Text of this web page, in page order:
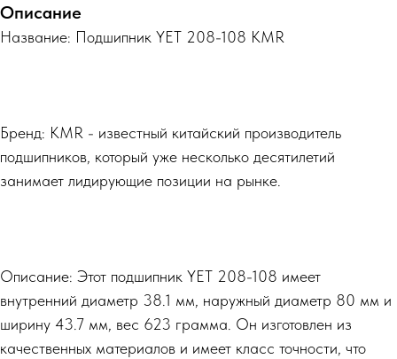
Описание
Название: Подшипник YET 208-108 KMR
Бренд: KMR - известный китайский производитель
подшипников, который уже несколько десятилетий
занимает лидирующие позиции на рынке.
Описание: Этот подшипник YET 208-108 имеет
внутренний диаметр 38.1 мм, наружный диаметр 80 мм и
ширину 43.7 мм, вес 623 грамма. Он изготовлен из
качественных материалов и имеет класс точности, что